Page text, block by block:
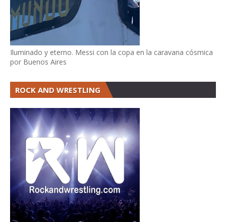
Iluminado y eterno. Messi con la copa en la caravana cósmica
por Buenos Aires
ROCK AND WRESTLING